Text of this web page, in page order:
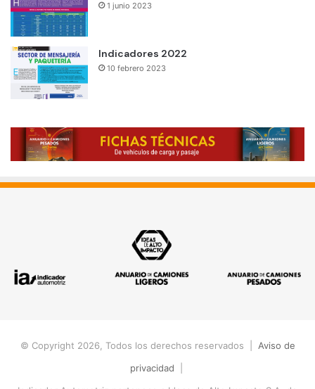
1 junio 2023
Indicadores 2022
10 febrero 2023
© Copyright 2026, Todos los derechos reservados | Aviso de
privacidad